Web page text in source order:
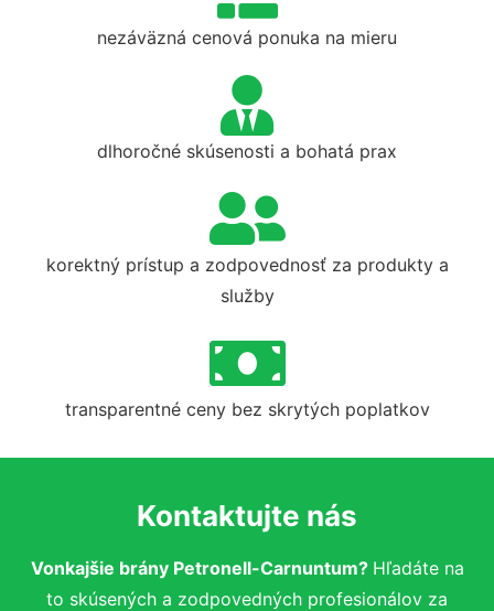
nezáväzná cenová ponuka na mieru
dlhoročné skúsenosti a bohatá prax
korektný prístup a zodpovednosť za produkty a
služby
transparentné ceny bez skrytých poplatkov
Kontaktujte nás
Vonkajšie brány Petronell-Carnuntum? Hľadáte na
to skúsených a zodpovedných profesionálov za